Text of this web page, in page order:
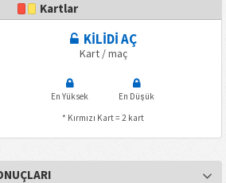
Kartlar
KİLİDİ AÇ
Kart / maç
En Yüksek
En Düşük
* Kırmızı Kart = 2 kart